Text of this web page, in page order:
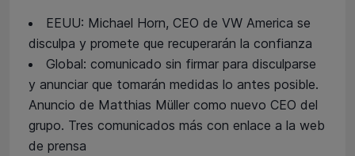
EEUU: Michael Horn, CEO de VW America se
disculpa y promete que recuperarán la confianza
Global: comunicado sin firmar para disculparse
y anunciar que tomarán medidas lo antes posible.
Anuncio de Matthias Müller como nuevo CEO del
grupo. Tres comunicados más con enlace a la web
de prensa